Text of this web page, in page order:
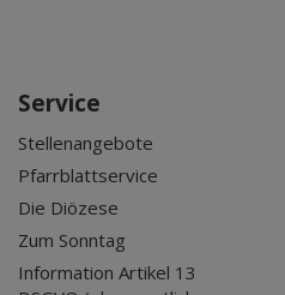
Service
Stellenangebote
Pfarrblattservice
Die Diözese
Zum Sonntag
Information Artikel 13